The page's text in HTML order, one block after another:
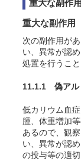
重大な副作
重大な副作用
次の副作用が
い、異常が認
処置を行うこと
11.1.1 偽アル
低カリウム血
腫、体重増加
あるので、観
い、異常が認
の投与等の適